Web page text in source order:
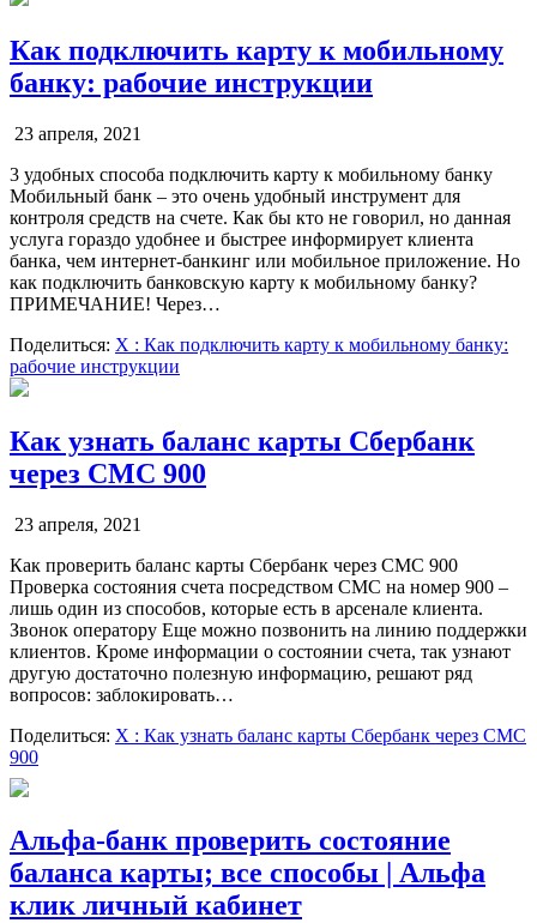
Как подключить карту к мобильному
банку: рабочие инструкции
23 апреля, 2021
3 удобных способа подключить карту к мобильному банку
Мобильный банк – это очень удобный инструмент для
контроля средств на счете. Как бы кто не говорил, но данная
услуга гораздо удобнее и быстрее информирует клиента
банка, чем интернет-банкинг или мобильное приложение. Но
как подключить банковскую карту к мобильному банку?
ПРИМЕЧАНИЕ! Через…
Поделиться: X : Как подключить карту к мобильному банку:
рабочие инструкции
Как узнать баланс карты Сбербанк
через СМС 900
23 апреля, 2021
Как проверить баланс карты Сбербанк через СМС 900
Проверка состояния счета посредством СМС на номер 900 –
лишь один из способов, которые есть в арсенале клиента.
Звонок оператору Еще можно позвонить на линию поддержки
клиентов. Кроме информации о состоянии счета, так узнают
другую достаточно полезную информацию, решают ряд
вопросов: заблокировать…
Поделиться: X : Как узнать баланс карты Сбербанк через СМС
900
Альфа-банк проверить состояние
баланса карты; все способы | Альфа
клик личный кабинет